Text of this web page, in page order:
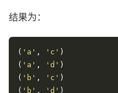
结果为：
( 'a' , 'c' )
( 'a' , 'd' )
( 'b' , 'c' )
( 'b' , 'd' )